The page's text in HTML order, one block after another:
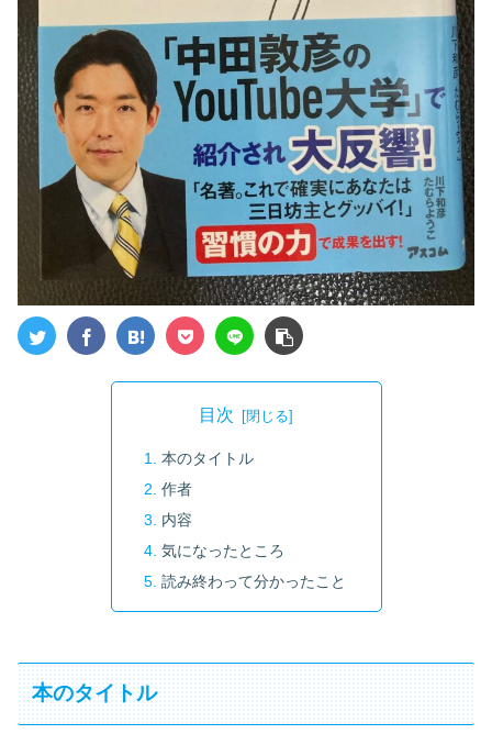
目次
本のタイトル
作者
内容
気になったところ
読み終わって分かったこと
本のタイトル